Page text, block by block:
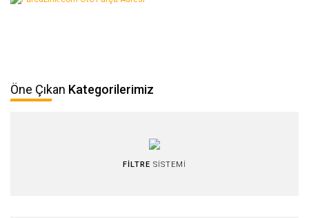
Öne Çıkan Kategorilerimiz
FİLTRE SİSTEMİ